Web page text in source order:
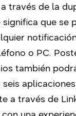
través de la
que se
o PC.
también
aplicaciones
a través de